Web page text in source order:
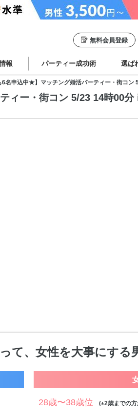
無料会員登録
報 パーティー成功術 選ば
6名申込中★】マッチング婚活パーティー・街コン
ィー・街コン 5/23 14時00分
て、女性を大事にする
28歳〜38歳位 (±2歳までの方